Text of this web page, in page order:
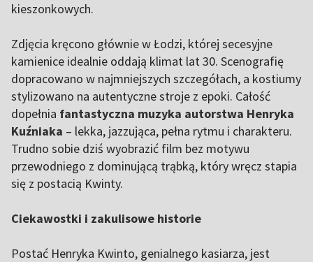
kieszonkowych.
Zdjęcia kręcono głównie w Łodzi, której secesyjne
kamienice idealnie oddają klimat lat 30. Scenografię
dopracowano w najmniejszych szczegółach, a kostiumy
stylizowano na autentyczne stroje z epoki. Całość
dopełnia fantastyczna muzyka autorstwa Henryka
Kuźniaka – lekka, jazzująca, pełna rytmu i charakteru.
Trudno sobie dziś wyobrazić film bez motywu
przewodniego z dominującą trąbką, który wręcz stapia
się z postacią Kwinty.
Ciekawostki i zakulisowe historie
Postać Henryka Kwinto, genialnego kasiarza, jest